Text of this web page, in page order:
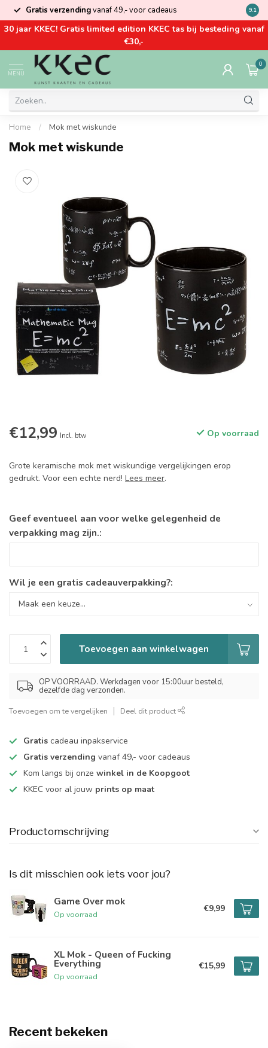
Gratis verzendingvanaf 49,- voor cadeaus Kom
9.1
30 jaar KKEC! Gratis limited edition KKEC tas bij besteding vanaf
€30,-
MENU
0
Home / Mok met wiskunde
Mok met wiskunde
€12,99 Incl. btw Op voorraad
Grote keramische mok met wiskundige vergelijkingen erop
gedrukt. Voor een echte nerd! Lees meer.
Geef eventueel aan voor welke gelegenheid de
verpakking mag zijn.:
Wil je een gratis cadeauverpakking?:
Toevoegen aan winkelwagen
OP VOORRAAD. Werkdagen voor 15:00uur besteld,
dezelfde dag verzonden.
Toevoegen om te vergelijken Deel dit product
Gratis cadeau inpakservice
Gratis verzending vanaf 49,- voor cadeaus
Kom langs bij onze winkel in de Koopgoot
KKEC voor al jouw prints op maat
Productomschrijving
Is dit misschien ook iets voor jou?
Game Over mok
Op voorraad
€9,99
XL Mok - Queen of Fucking
Everything
Op voorraad
€15,99
Recent bekeken